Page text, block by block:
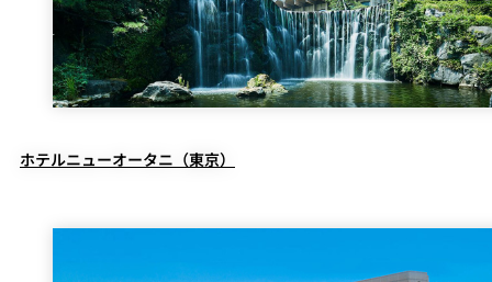
ホテルニューオータニ（東京）